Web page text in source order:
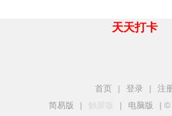
天天打卡
首页 | 登录 |
注
简易版
| 触屏版 | 电脑版 | ©